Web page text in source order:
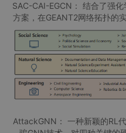
SAC-CAI-EGCN： 结合了强
方案，在GEANT2网络拓扑的
AttackGNN： 一种新颖的RL